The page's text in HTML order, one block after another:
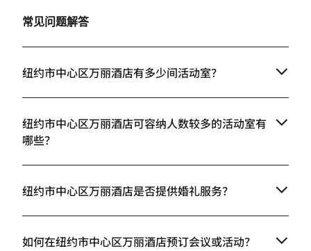
常见问题解答
纽约市中心区万丽酒店有多少间活动室？
纽约市中心区万丽酒店可容纳人数较多的活动室有
哪些？
纽约市中心区万丽酒店是否提供婚礼服务？
如何在纽约市中心区万丽酒店预订会议或活动？